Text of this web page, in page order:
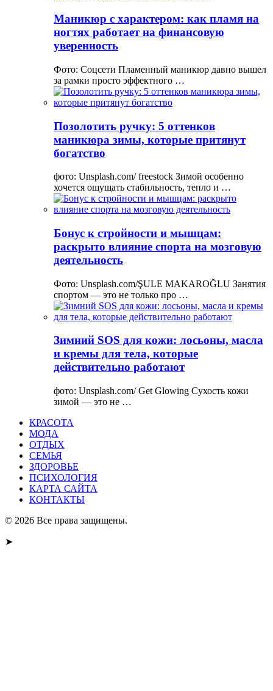
Маникюр с характером: как пламя на
ногтях работает на финансовую
уверенность
Фото: Соцсети Пламенный маникюр давно вышел
за рамки просто эффектного …
Позолотить ручку: 5 оттенков
маникюра зимы, которые притянут
богатство
фото: Unsplash.com/ freestock Зимой особенно
хочется ощущать стабильность, тепло и …
Бонус к стройности и мышцам:
раскрыто влияние спорта на мозговую
деятельность
Фото: Unsplash.com/ŞULE MAKAROĞLU Занятия
спортом — это не только про …
Зимний SOS для кожи: лосьоны, масла
и кремы для тела, которые
действительно работают
фото: Unsplash.com/ Get Glowing Сухость кожи
зимой — это не …
КРАСОТА
МОДА
ОТДЫХ
СЕМЬЯ
ЗДОРОВЬЕ
ПСИХОЛОГИЯ
КАРТА САЙТА
КОНТАКТЫ
© 2026 Все права защищены.
➤